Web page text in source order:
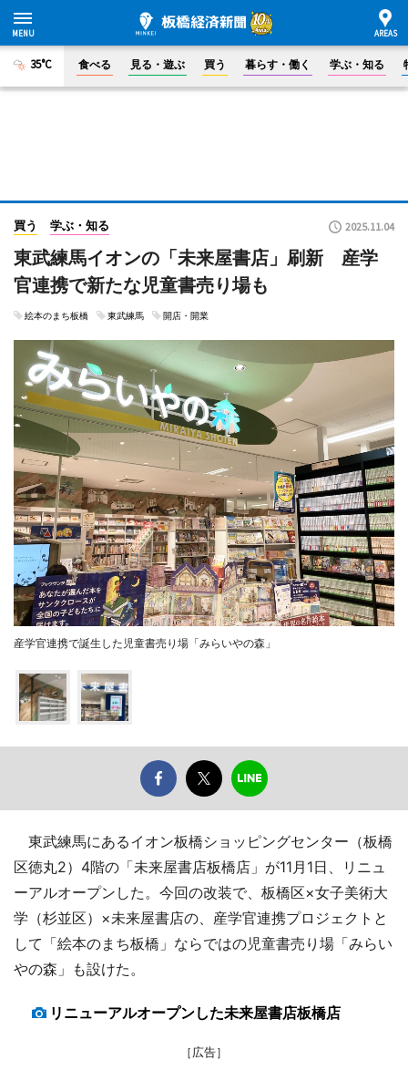
35°C 食べる 見る・遊ぶ 買う 暮らす・働く 学ぶ・知る
買う 学ぶ・知る 2025.11.04
東武練馬イオンの「未来屋書店」刷新 産学
官連携で新たな児童書売り場も
絵本のまち板橋 東武練馬 開店・開業
産学官連携で誕生した児童書売り場「みらいやの森」
東武練馬にあるイオン板橋ショッピングセンター（板橋
区徳丸2）4階の「未来屋書店板橋店」が11月1日、リニュ
ーアルオープンした。今回の改装で、板橋区×女子美術大
学（杉並区）×未来屋書店の、産学官連携プロジェクトと
して「絵本のまち板橋」ならではの児童書売り場「みらい
やの森」も設けた。
リニューアルオープンした未来屋書店板橋店
［広告］